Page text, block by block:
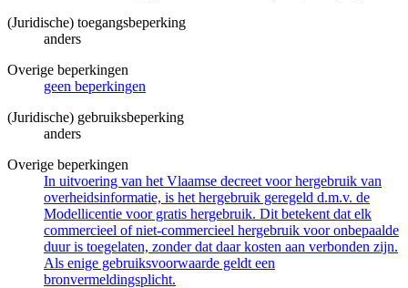
(Juridische) toegangsbeperking
anders
Overige beperkingen
geen beperkingen
(Juridische) gebruiksbeperking
anders
Overige beperkingen
In uitvoering van het Vlaamse decreet voor hergebruik van
overheidsinformatie, is het hergebruik geregeld d.m.v. de
Modellicentie voor gratis hergebruik. Dit betekent dat elk
commercieel of niet-commercieel hergebruik voor onbepaalde
duur is toegelaten, zonder dat daar kosten aan verbonden zijn.
Als enige gebruiksvoorwaarde geldt een
bronvermeldingsplicht.